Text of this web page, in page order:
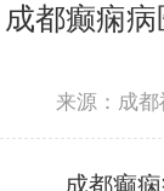
成都癫痫
来源：成
成都癫